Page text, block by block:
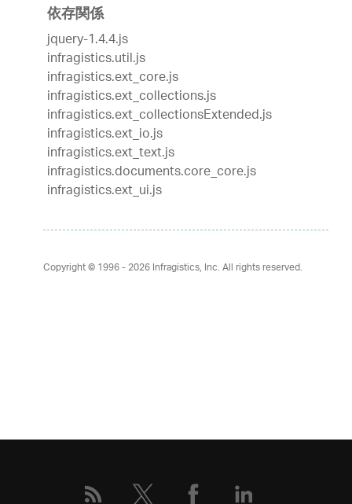
依存関係
jquery-1.4.4.js
infragistics.util.js
infragistics.ext_core.js
infragistics.ext_collections.js
infragistics.ext_collectionsExtended.js
infragistics.ext_io.js
infragistics.ext_text.js
infragistics.documents.core_core.js
infragistics.ext_ui.js
Copyright © 1996 - 2026Infragistics, Inc. All rights reserved.